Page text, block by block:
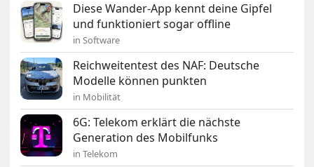
Diese Wander-App kennt deine Gipfel
und funktioniert sogar offline
in Software
Reichweitentest des NAF: Deutsche
Modelle können punkten
in Mobilität
6G: Telekom erklärt die nächste
Generation des Mobilfunks
in Telekom